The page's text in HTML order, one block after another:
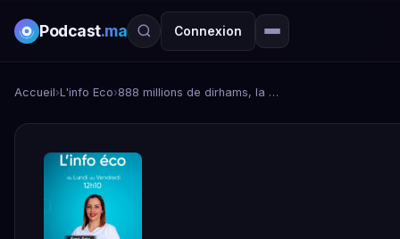
Podcast.ma Connexion
Accueil›L'info Eco› 888 millions de dirhams, la valeurs des exportations américaines vers le Maroc